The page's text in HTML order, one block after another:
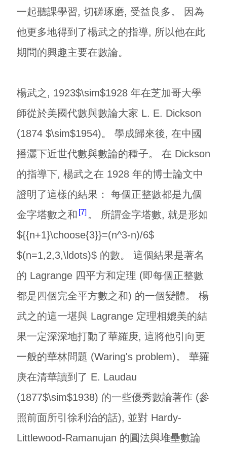
一起聽課學習, 切磋琢磨, 受益良多。 因為
他更多地得到了楊武之的指導, 所以他在此
期間的興趣主要在數論。
楊武之, 1923$\sim$1928 年在芝加哥大學
師從於美國代數與數論大家 L. E. Dickson
(1874 $\sim$1954)。 學成歸來後, 在中國
播灑下近世代數與數論的種子。 在 Dickson
的指導下, 楊武之在 1928 年的博士論文中
證明了這樣的結果： 每個正整數都是九個
金字塔數之和 7 。 所謂金字塔數, 就是形如
${{n+1}\choose{3}}=(n^3-n)/6$
$(n=1,2,3,\ldots)$ 的數。 這個結果是著名
的 Lagrange 四平方和定理 (即每個正整數
都是四個完全平方數之和) 的一個變體。 楊
武之的這一堪與 Lagrange 定理相媲美的結
果一定深深地打動了華羅庚, 這將他引向更
一般的華林問題 (Waring's problem)。 華羅
庚在清華讀到了 E. Laudau
(1877$\sim$1938) 的一些優秀數論著作 (參
照前面所引徐利治的話), 並對 Hardy-
Littlewood-Ramanujan 的圓法與堆壘數論